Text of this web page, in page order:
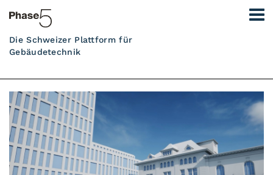
Die Schweizer Plattform für
Gebäudetechnik